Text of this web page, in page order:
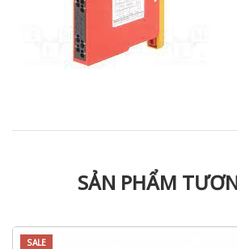
SẢN PHẨM
SALE